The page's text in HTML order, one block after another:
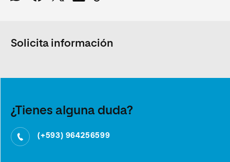
Solicita información
¿Tienes alguna duda?
(+593) 964256599